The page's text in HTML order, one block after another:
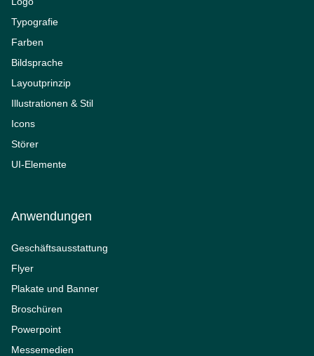
Typografie
Farben
Bildsprache
Layoutprinzip
Illustrationen & Stil
Icons
Störer
UI-Elemente
Anwendungen
Geschäftsausstattung
Flyer
Plakate und Banner
Broschüren
Powerpoint
Messemedien